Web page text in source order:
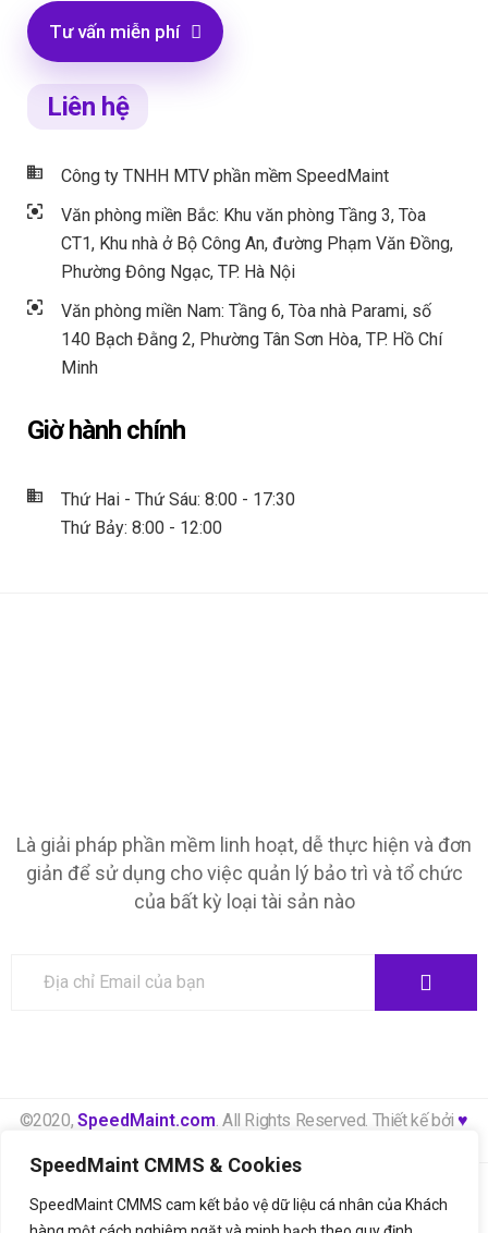
SpeedMaint CMMS & Cookies
SpeedMaint CMMS cam kết bảo vệ dữ liệu cá nhân của Khách
Tư vấn miễn phí
Liên hệ
Công ty TNHH MTV phần mềm SpeedMaint
Văn phòng miền Bắc: Khu văn phòng Tầng 3, Tòa
CT1, Khu nhà ở Bộ Công An, đường Phạm Văn Đồng,
Phường Đông Ngạc, TP. Hà Nội
Văn phòng miền Nam: Tầng 6, Tòa nhà Parami, số
140 Bạch Đằng 2, Phường Tân Sơn Hòa, TP. Hồ Chí
Minh
Giờ hành chính
Thứ Hai - Thứ Sáu: 8:00 - 17:30
Thứ Bảy: 8:00 - 12:00
Là giải pháp phần mềm linh hoạt, dễ thực hiện và đơn
giản để sử dụng cho việc quản lý bảo trì và tổ chức
của bất kỳ loại tài sản nào
©2020, SpeedMaint.com. All Rights Reserved. Thiết kế bởi♥
Thông báo xử lý dữ liệu cá nhân
Bảng giá